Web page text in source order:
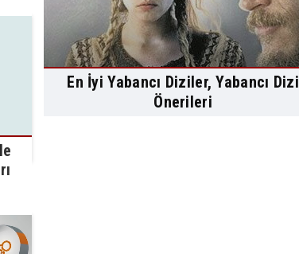
En İyi Yabancı Diziler, Yabancı Dizi
Önerileri